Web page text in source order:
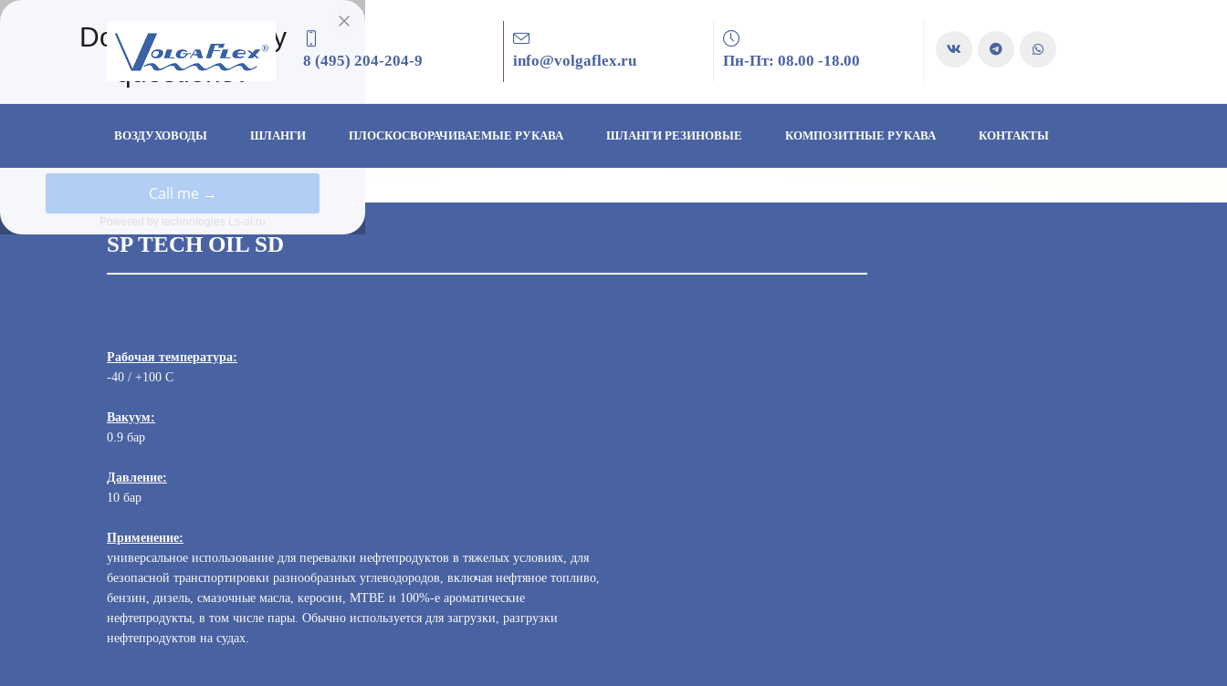
8 (495) 204-204-9 info@volgaflex.ru Пн-Пт: 08.00 -18.00
ВОЗДУХОВОДЫ ШЛАНГИ ПЛОСКОСВОРАЧИВАЕМЫЕ РУКАВА ШЛАНГИ РЕЗИНОВЫЕ КОМПОЗИТНЫЕ РУКАВА КОНТАКТЫ
SP TECH OIL SD
Рабочая температура:
-40 / +100 С
Вакуум:
0.9 бар
Давление:
10 бар
Применение:
универсальное использование для перевалки нефтепродуктов в тяжелых условиях, для
безопасной транспортировки разнообразных углеводородов, включая нефтяное топливо,
бензин, дизель, смазочные масла, керосин, MTBE и 100%-е ароматические
нефтепродукты, в том числе пары. Обычно используется для загрузки, разгрузки
нефтепродуктов на судах.